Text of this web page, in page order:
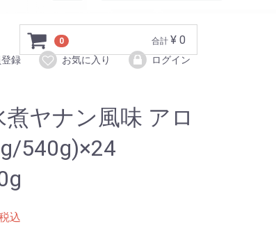
0 合計 ¥ 0
録 お気に入り ログイン
ヤナン風味 アロ
540g)×24
込